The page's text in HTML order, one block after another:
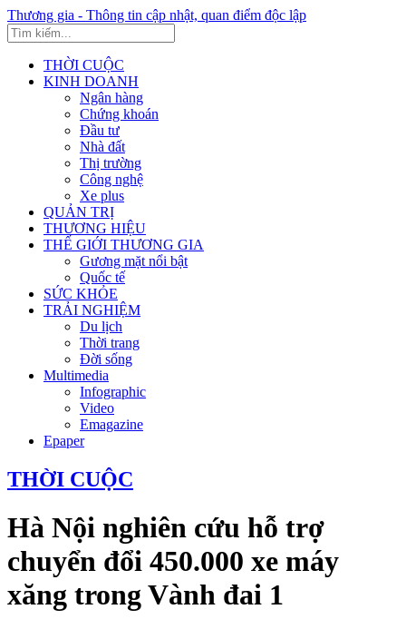
Thương gia - Thông tin cập nhật, quan điểm độc lập
THỜI CUỘC
KINH DOANH
Ngân hàng
Chứng khoán
Đầu tư
Nhà đất
Thị trường
Công nghệ
Xe plus
QUẢN TRỊ
THƯƠNG HIỆU
THẾ GIỚI THƯƠNG GIA
Gương mặt nổi bật
Quốc tế
SỨC KHỎE
TRẢI NGHIỆM
Du lịch
Thời trang
Đời sống
Multimedia
Infographic
Video
Emagazine
Epaper
THỜI CUỘC
Hà Nội nghiên cứu hỗ trợ
chuyển đổi 450.000 xe máy
xăng trong Vành đai 1